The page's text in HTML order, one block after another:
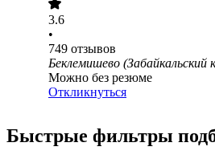
3.6
•
749 отзывов
Беклемишево (Забайкальский
Можно без резюме
Откликнуться
Быстрые фильтры